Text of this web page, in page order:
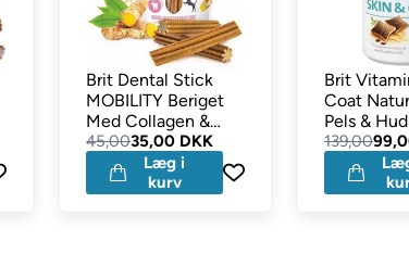
Brit Dental Stick
MOBILITY Beriget
Med Collagen &
Curcuma Ugepakke
45,0035,00 DKK
Læg i
kurv
Brit
Coat
Pels &
139,00